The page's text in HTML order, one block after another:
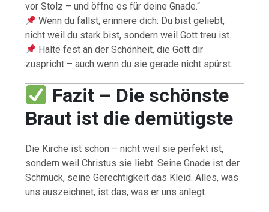
vor Stolz – und öffne es für deine Gnade.“
Wenn du fällst, erinnere dich: Du bist geliebt,
nicht weil du stark bist, sondern weil Gott treu ist.
Halte fest an der Schönheit, die Gott dir
zuspricht – auch wenn du sie gerade nicht spürst.
Fazit – Die schönste
Braut ist die demütigste
Die Kirche ist schön – nicht weil sie perfekt ist,
sondern weil Christus sie liebt. Seine Gnade ist der
Schmuck, seine Gerechtigkeit das Kleid. Alles, was
uns auszeichnet, ist das, was er uns anlegt.